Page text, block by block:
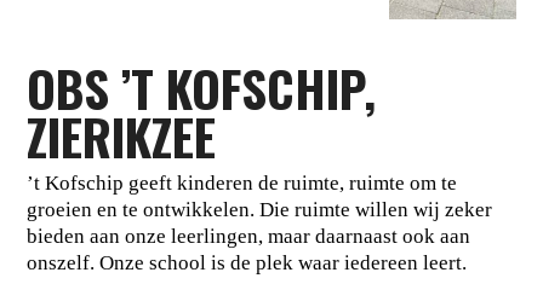
OBS ’T KOFSCHIP,
ZIERIKZEE
’t Kofschip geeft kinderen de ruimte, ruimte om te
groeien en te ontwikkelen. Die ruimte willen wij zeker
bieden aan onze leerlingen, maar daarnaast ook aan
onszelf. Onze school is de plek waar iedereen leert.